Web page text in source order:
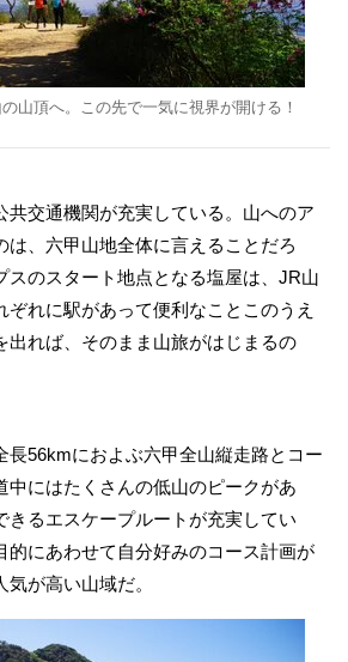
山頂へ。この先で一気に視界が開ける！
交通機関が充実している。山へのア
は、六甲山地全体に言えることだろ
スのスタート地点となる塩屋は、JR山
ぞれに駅があって便利なことこのうえ
出れば、そのまま山旅がはじまるの
56kmにおよぶ六甲全山縦走路とコー
中にはたくさんの低山のピークがあ
きるエスケープルートが充実してい
的にあわせて自分好みのコース計画が
が高い山域だ。